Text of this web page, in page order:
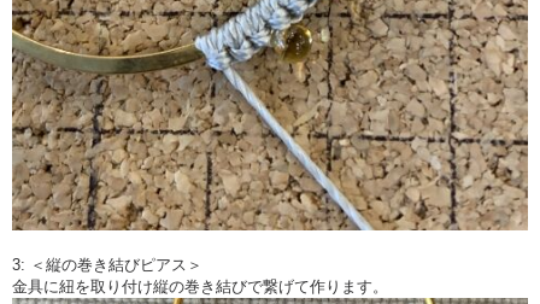
3: ＜縦の巻き結びピアス＞
金具に紐を取り付け縦の巻き結びで繋げて作ります。